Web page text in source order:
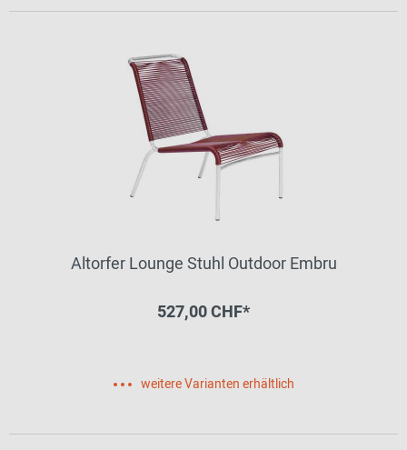
Altorfer Lounge Stuhl Outdoor Embru
527,00 CHF*
weitere Varianten erhältlich